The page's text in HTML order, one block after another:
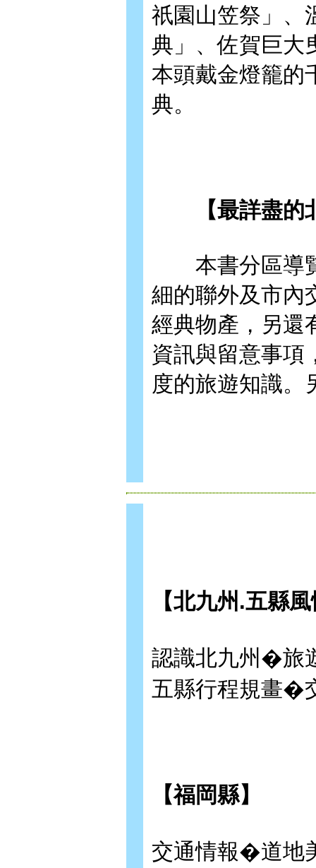
祇園山笠祭」、
典」、佐賀巨大
本頭戴金燈籠的
典。
【最詳盡的
本書分區導覽
細的聯外及市內
經典物產，另還
資訊與留意事項
度的旅遊知識。
【北九州.五縣
認識北九州�旅
五縣行程規畫�
【福岡縣】
交通情報�道地